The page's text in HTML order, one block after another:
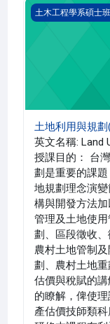
土地利用與規劃
土木工程學系碩士
土地利用與規劃
英文名稱: Land
授課目的： 台
劃是重要的課
地規劃理念演
構與開發方法
管理及土地使
劃、區段徵收
農村土地管制
劃、農村土地
估價與稅賦的
的瞭解，俾使
產估價技師類